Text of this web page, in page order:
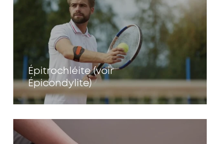
Épitrochléite (voir
Épicondylite)